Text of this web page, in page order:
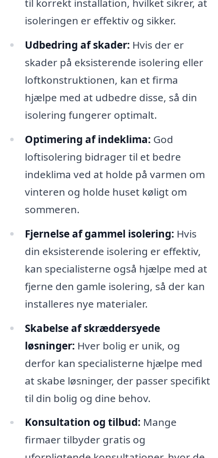
til korrekt installation, hvilket sikrer, at
isoleringen er effektiv og sikker.
Udbedring af skader: Hvis der er
skader på eksisterende isolering eller
loftkonstruktionen, kan et firma
hjælpe med at udbedre disse, så din
isolering fungerer optimalt.
Optimering af indeklima: God
loftisolering bidrager til et bedre
indeklima ved at holde på varmen om
vinteren og holde huset køligt om
sommeren.
Fjernelse af gammel isolering: Hvis
din eksisterende isolering er effektiv,
kan specialisterne også hjælpe med at
fjerne den gamle isolering, så der kan
installeres nye materialer.
Skabelse af skræddersyede
løsninger: Hver bolig er unik, og
derfor kan specialisterne hjælpe med
at skabe løsninger, der passer specifikt
til din bolig og dine behov.
Konsultation og tilbud: Mange
firmaer tilbyder gratis og